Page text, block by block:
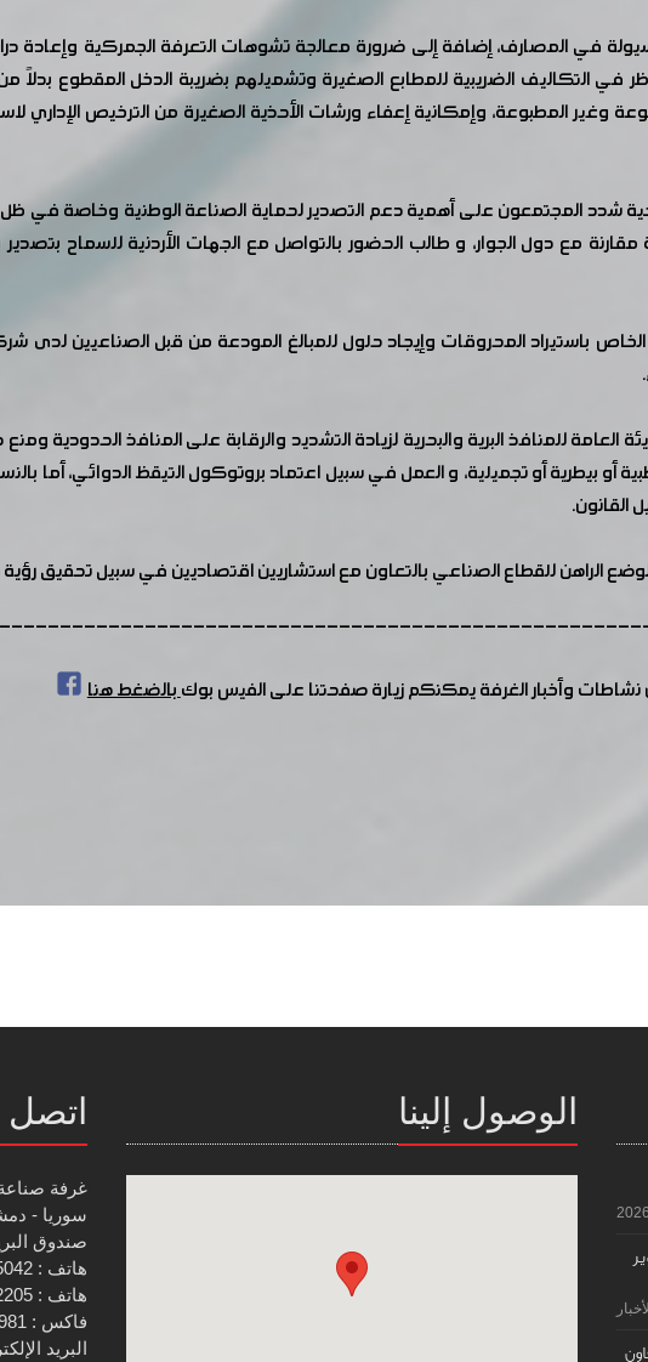
في المصارف، إضافة إلى ضرورة معالجة تشوهات التعرفة الجمركية وإعادة
في التكاليف الضريبية للمطابع الصغيرة وتشميلهم بضريبة الدخل المقطوع بدلاً
وغير المطبوعة، وإمكانية إعفاء ورشات الأحذية الصغيرة من الترخيص
شدد المجتمعون على أهمية دعم التصدير لحماية الصناعة الوطنية وخاصة في ظل
مع دول الجوار، و طالب الحضور بالتواصل مع الجهات الأردنية للسماح
باستيراد المحروقات وإيجاد حلول للمبالغ المودعة من قبل الصناعيين لدى
للمنافذ البرية والبحرية لزيادة التشديد والرقابة على المنافذ الحدودية
بيطرية أو تجميلية، و العمل في سبيل اعتماد بروتوكول التيقظ الدوائي، أما
القانون.
الراهن للقطاع الصناعي بالتعاون مع استشاريين اقتصاديين في سبيل تحقيق
نشاطات وأخبار الغرفة يمكنكم زيارة صفحتنا على الفيس بوكبالضغط هنا
2026
الوصول إلينا اتصل
غرفة
سوريا -
صندوق البريد :
هاتف : 2215042 11 963+
هاتف : 2222205 11 963+
فاكس : 2245981 11 963+
البريد